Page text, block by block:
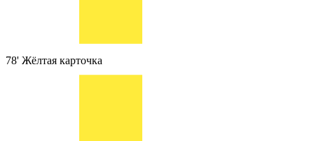
78' Жёлтая карточка